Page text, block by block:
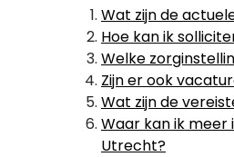
Wat zijn de
Hoe kan ik
Welke
Zijn er ook
Wat zijn de
Waar kan ik
Utrecht?